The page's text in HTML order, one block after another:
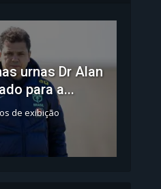
urnas Dr Alan
para a...
de exibição